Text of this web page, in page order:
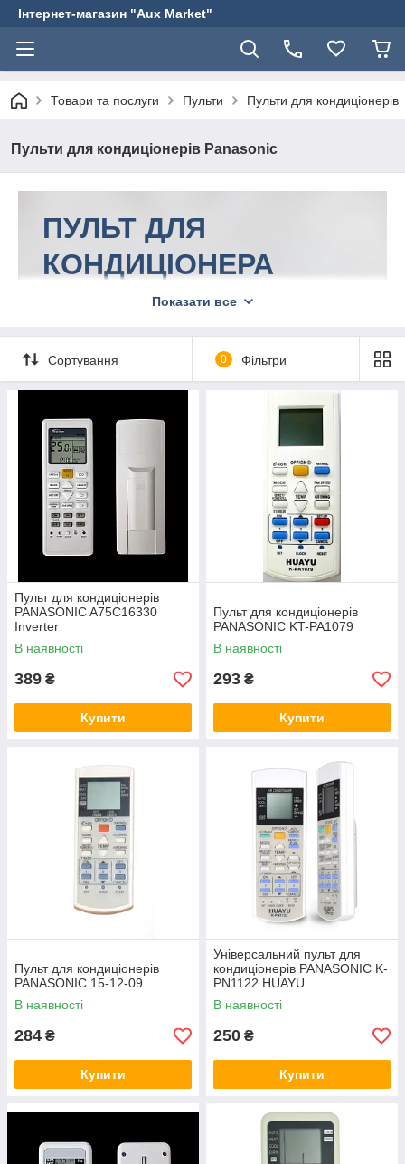
Інтернет-магазин "Aux Market"
Товари та послуги Пульти Пульти для кондиціонерів
Пульти для кондиціонерів Panasonic
ПУЛЬТ ДЛЯ
КОНДИЦІОНЕРА
ПАНАСНИК КУПИТИ
можна в інтернет-магазині "Aux
Market".
9 пристроїв для різних моделей. У нас можна
купити універсальний пульт для кондиціонера
Низькі ціни, оперативна доставка по всій Україні.
Перевіряємо та гарантуємо якість пультів.
Пристати до вибору
ПОПУЛЯРНІ МОДЕЛІ З
КАТАЛОГУ
ОРИГІНАЛЬНИЙ ПУЛЬТ ДЛЯ
КОНДИЦІОНЕРІВ PANASONIC
A75C2665
Модель має дисплей, на якому
режим, обрані опціями. Пристрій має
функцію таймера. Для керування
Зробити замовлення
Показати все
Сортування 0 Фільтри
Пульт для кондиціонерів
PANASONIC A75C16330
Inverter
В наявності
389 ₴
Купити
Пульт для кондиціонерів
PANASONIC KT-PA1079
В наявності
293 ₴
Купити
Пульт для кондиціонерів
PANASONIC 15-12-09
В наявності
284 ₴
Купити
Універсальний пульт для
кондиціонерів PANASONIC K-
PN1122 HUAYU
В наявності
250 ₴
Купити